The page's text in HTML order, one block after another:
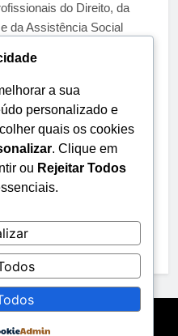
do Direito, da
da Assistência Social
para o envelhecimento da
O Instituto dos
de São Paulo (IASP)
na próxima sexta-feira
às 10h, o evento presencial
“Envelhecer com
Organizado pela
News
Theme 2026. Powered By
a sua
personalizado e
quais os cookies
. Clique em
ou Rejeitar Todos